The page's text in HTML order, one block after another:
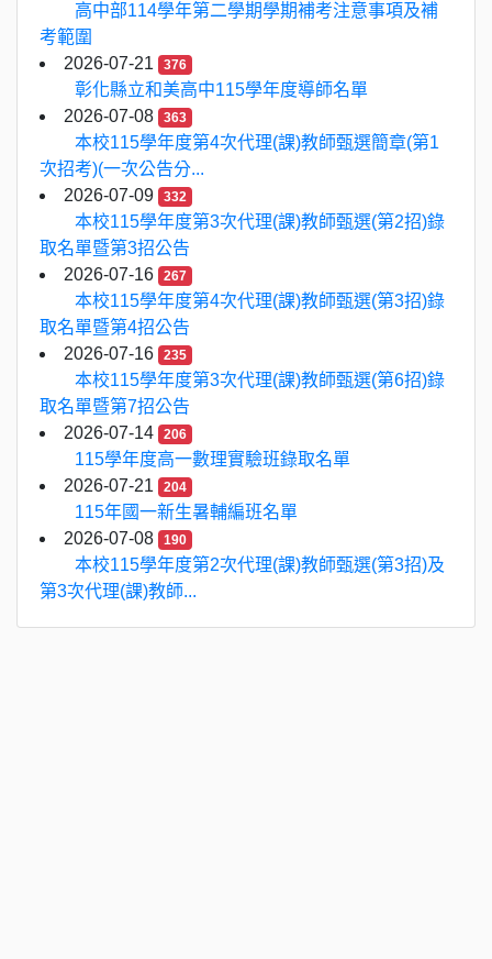
高中部114學年第二學期學期補考注意事項及補
考範圍
2026-07-21
376
彰化縣立和美高中115學年度導師名單
2026-07-08
363
本校115學年度第4次代理(課)教師甄選簡章(第1
次招考)(一次公告分...
2026-07-09
332
本校115學年度第3次代理(課)教師甄選(第2招)錄
取名單暨第3招公告
2026-07-16
267
本校115學年度第4次代理(課)教師甄選(第3招)錄
取名單暨第4招公告
2026-07-16
235
本校115學年度第3次代理(課)教師甄選(第6招)錄
取名單暨第7招公告
2026-07-14
206
115學年度高一數理實驗班錄取名單
2026-07-21
204
115年國一新生暑輔編班名單
2026-07-08
190
本校115學年度第2次代理(課)教師甄選(第3招)及
第3次代理(課)教師...